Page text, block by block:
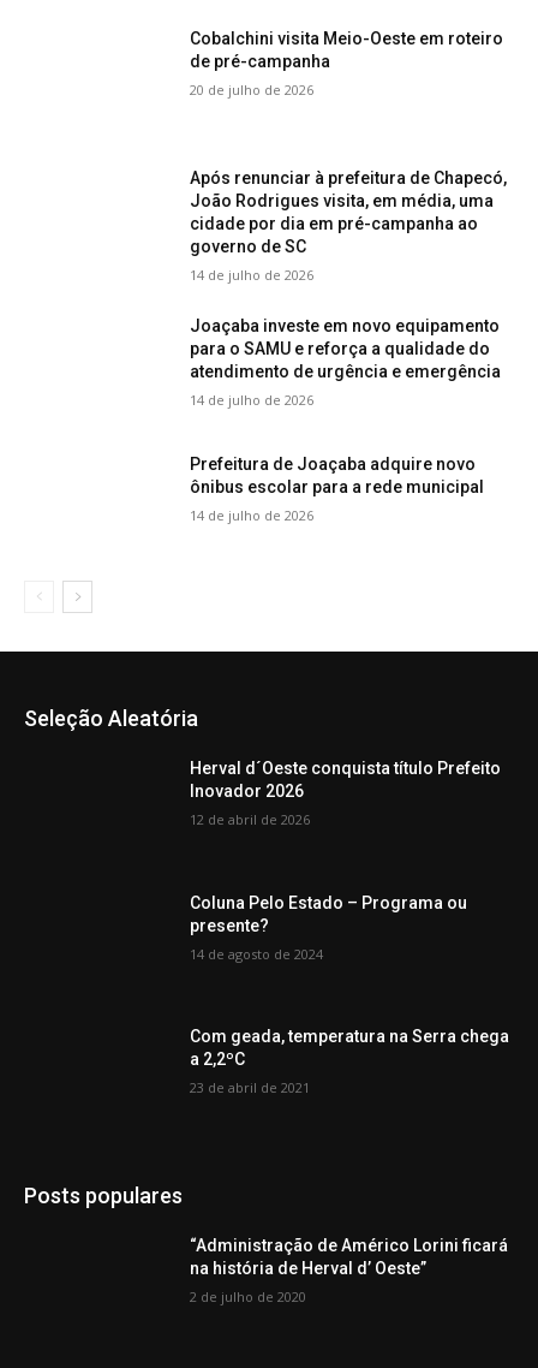
Cobalchini visita Meio-Oeste em roteiro
de pré-campanha
20 de julho de 2026
Após renunciar à prefeitura de Chapecó,
João Rodrigues visita, em média, uma
cidade por dia em pré-campanha ao
governo de SC
14 de julho de 2026
Joaçaba investe em novo equipamento
para o SAMU e reforça a qualidade do
atendimento de urgência e emergência
14 de julho de 2026
Prefeitura de Joaçaba adquire novo
ônibus escolar para a rede municipal
14 de julho de 2026
Seleção Aleatória
Herval d´Oeste conquista título Prefeito
Inovador 2026
12 de abril de 2026
Coluna Pelo Estado – Programa ou
presente?
14 de agosto de 2024
Com geada, temperatura na Serra chega
a 2,2ºC
23 de abril de 2021
Posts populares
“Administração de Américo Lorini ficará
na história de Herval d’ Oeste”
2 de julho de 2020